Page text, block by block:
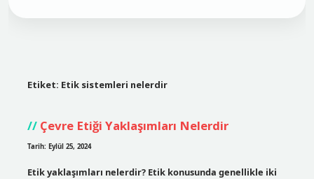
Etiket: Etik sistemleri nelerdir
Çevre Etiği Yaklaşımları Nelerdir
Tarih: Eylül 25, 2024
Etik yaklaşımları nelerdir? Etik konusunda genellikle iki